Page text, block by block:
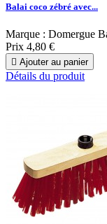
Balai coco zébré avec...
Marque : Domergue
Prix 4,80 €
 Ajouter au panier
Détails du produit